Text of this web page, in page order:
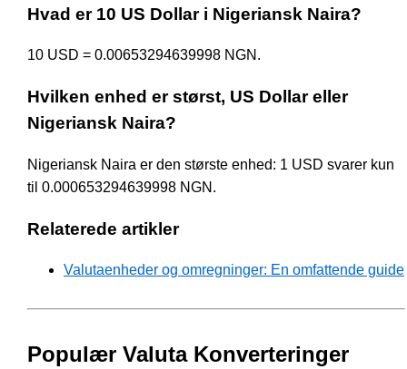
Hvad er 10 US Dollar i Nigeriansk Naira?
10 USD = 0.00653294639998 NGN.
Hvilken enhed er størst, US Dollar eller
Nigeriansk Naira?
Nigeriansk Naira er den største enhed: 1 USD svarer kun
til 0.000653294639998 NGN.
Relaterede artikler
Valutaenheder og omregninger: En omfattende guide
Populær Valuta Konverteringer